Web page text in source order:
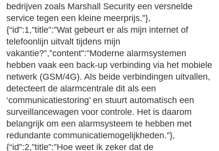
bedrijven zoals Marshall Security een versnelde
service tegen een kleine meerprijs.”},
{“id”:1,”title”:”Wat gebeurt er als mijn internet of
telefoonlijn uitvalt tijdens mijn
vakantie?”,”content”:”Moderne alarmsystemen
hebben vaak een back-up verbinding via het mobiele
netwerk (GSM/4G). Als beide verbindingen uitvallen,
detecteert de alarmcentrale dit als een
‘communicatiestoring’ en stuurt automatisch een
surveillancewagen voor controle. Het is daarom
belangrijk om een alarmsysteem te hebben met
redundante communicatiemogelijkheden.”},
{“id”:2,”title”:”Hoe weet ik zeker dat de